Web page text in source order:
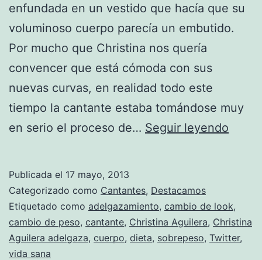
enfundada en un vestido que hacía que su
voluminoso cuerpo parecía un embutido.
Por mucho que Christina nos quería
convencer que está cómoda con sus
nuevas curvas, en realidad todo este
tiempo la cantante estaba tomándose muy
en serio el proceso de… Seguir leyendo
Publicada el 17 mayo, 2013
Categorizado como Cantantes, Destacamos
Etiquetado como adelgazamiento, cambio de look,
cambio de peso, cantante, Christina Aguilera, Christina
Aguilera adelgaza, cuerpo, dieta, sobrepeso, Twitter,
vida sana